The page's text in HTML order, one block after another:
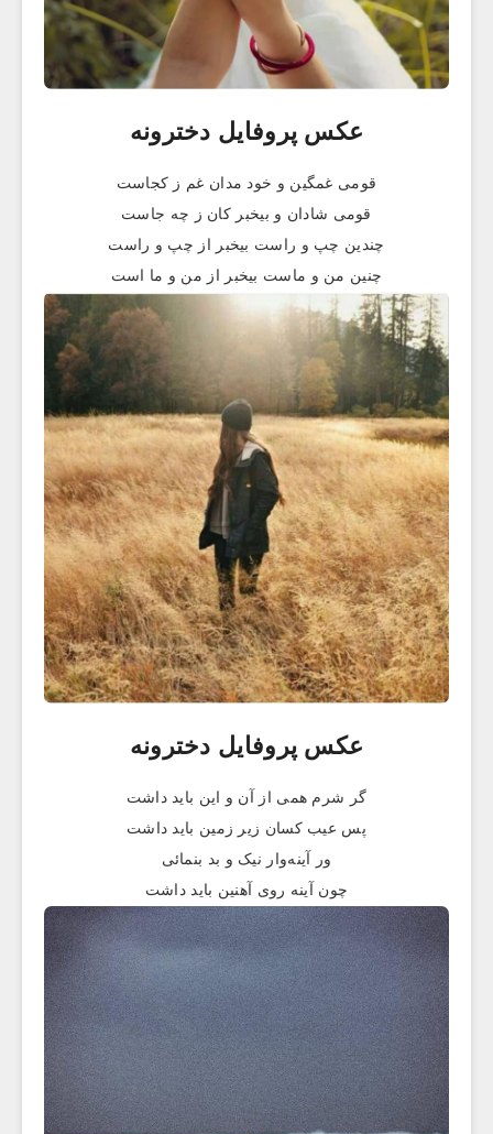
عکس پروفایل دخترونه
قومی غمگین و خود مدان غم ز کجاست
قومی شادان و بیخبر کان ز چه جاست
چندین چپ و راست بیخبر از چپ و راست
چنین من و ماست بیخبر از من و ما است
عکس پروفایل دخترونه
گر شرم همی از آن و این باید داشت
پس عیب کسان زیر زمین باید داشت
ور آینه‌وار نیک و بد بنمائی
چون آینه روی آهنین باید داشت